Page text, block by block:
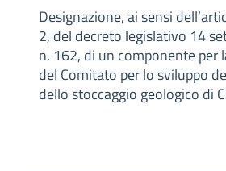
Designazione, ai sensi
2, del decreto legislativo 14
n. 162, di un componente per
del Comitato per lo sviluppo
dello stoccaggio geologico di